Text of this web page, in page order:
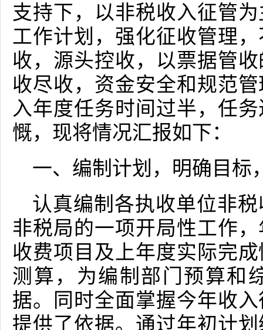
支持下，以非税收入征管
工作计划，强化征收管理
收，源头控收，以票据管
收尽收，资金安全和规范
入年度任务时间过半，任
慨，现将情况汇报如下：
一、编制计划，明确目标
认真编制各执收单位非
非税局的一项开局性工作
收费项目及上年度实际完
测算，为编制部门预算和
据。同时全面掌握今年收
提供了依据。通过年初计